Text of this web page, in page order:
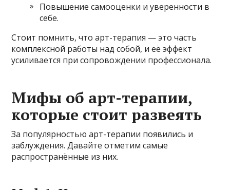
Повышение самооценки и уверенности в
себе.
Стоит помнить, что арт-терапия — это часть
комплексной работы над собой, и её эффект
усиливается при сопровождении профессионала.
Мифы об арт-терапии,
которые стоит развеять
За популярностью арт-терапии появились и
заблуждения. Давайте отметим самые
распространённые из них.